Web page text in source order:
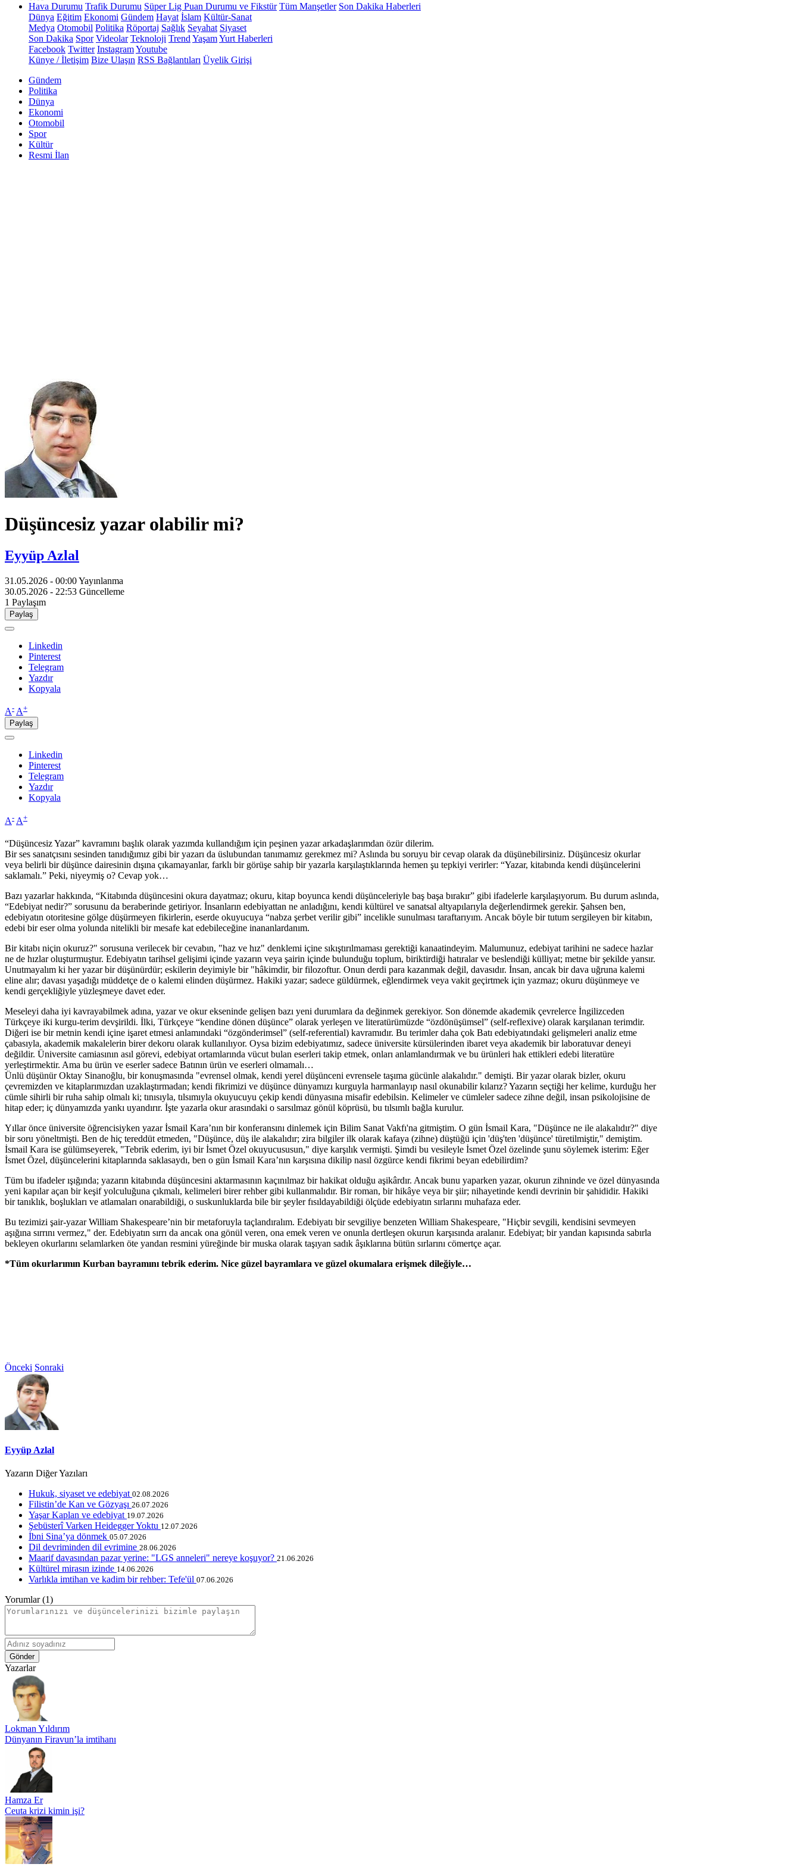
Hava Durumu Trafik Durumu Süper Lig Puan Durumu ve Fikstür Tüm Manşetler Son Dakika Haberleri
Dünya Eğitim Ekonomi Gündem Hayat İslam Kültür-Sanat
Medya Otomobil Politika Röportaj Sağlık Seyahat Siyaset
Son Dakika Spor Videolar Teknoloji Trend YaşamYurt Haberleri
Facebook Twitter InstagramYoutube
Künye / İletişim Bize Ulaşın RSS Bağlantıları Üyelik Girişi
Gündem
Politika
Dünya
Ekonomi
Otomobil
Spor
Kültür
Resmi İlan
Düşüncesiz yazar olabilir mi?
Eyyüp Azlal
31.05.2026 - 00:00Yayınlanma
30.05.2026 - 22:53 Güncelleme
1 Paylaşım
Paylaş
Linkedin
Pinterest
Telegram
Yazdır
Kopyala
A- A+
Paylaş
Linkedin
Pinterest
Telegram
Yazdır
Kopyala
A- A+
“Düşüncesiz Yazar” kavramını başlık olarak yazımda kullandığım için peşinen yazar arkadaşlarımdan özür dilerim.
Bir ses sanatçısını sesinden tanıdığımız gibi bir yazarı da üslubundan tanımamız gerekmez mi? Aslında bu soruyu bir cevap olarak da düşünebilirsiniz. Düşüncesiz okurlar
veya belirli bir düşünce dairesinin dışına çıkamayanlar, farklı bir görüşe sahip bir yazarla karşılaştıklarında hemen şu tepkiyi verirler: “Yazar, kitabında kendi düşüncelerini
saklamalı.” Peki, niyeymiş o? Cevap yok…
Bazı yazarlar hakkında, “Kitabında düşüncesini okura dayatmaz; okuru, kitap boyunca kendi düşünceleriyle baş başa bırakır” gibi ifadelerle karşılaşıyorum. Bu durum aslında,
“Edebiyat nedir?” sorusunu da beraberinde getiriyor. İnsanların edebiyattan ne anladığını, kendi kültürel ve sanatsal altyapılarıyla değerlendirmek gerekir. Şahsen ben,
edebiyatın otoritesine gölge düşürmeyen fikirlerin, eserde okuyucuya “nabza şerbet verilir gibi” incelikle sunulması taraftarıyım. Ancak böyle bir tutum sergileyen bir kitabın,
edebi bir eser olma yolunda nitelikli bir mesafe kat edebileceğine inananlardanım.
Bir kitabı niçin okuruz?" sorusuna verilecek bir cevabın, "haz ve hız" denklemi içine sıkıştırılmaması gerektiği kanaatindeyim. Malumunuz, edebiyat tarihini ne sadece hazlar
ne de hızlar oluşturmuştur. Edebiyatın tarihsel gelişimi içinde yazarın veya şairin içinde bulunduğu toplum, biriktirdiği hatıralar ve beslendiği külliyat; metne bir şekilde yansır.
Unutmayalım ki her yazar bir düşünürdür; eskilerin deyimiyle bir "hâkimdir, bir filozoftur. Onun derdi para kazanmak değil, davasıdır. İnsan, ancak bir dava uğruna kalemi
eline alır; davası yaşadığı müddetçe de o kalemi elinden düşürmez. Hakiki yazar; sadece güldürmek, eğlendirmek veya vakit geçirtmek için yazmaz; okuru düşünmeye ve
kendi gerçekliğiyle yüzleşmeye davet eder.
Meseleyi daha iyi kavrayabilmek adına, yazar ve okur ekseninde gelişen bazı yeni durumlara da değinmek gerekiyor. Son dönemde akademik çevrelerce İngilizceden
Türkçeye iki kurgu-terim devşirildi. İlki, Türkçeye “kendine dönen düşünce” olarak yerleşen ve literatürümüzde “özdönüşümsel” (self-reflexive) olarak karşılanan terimdir.
Diğeri ise bir metnin kendi içine işaret etmesi anlamındaki “özgönderimsel” (self-referential) kavramıdır. Bu terimler daha çok Batı edebiyatındaki gelişmeleri analiz etme
çabasıyla, akademik makalelerin birer dekoru olarak kullanılıyor. Oysa bizim edebiyatımız, sadece üniversite kürsülerinden ibaret veya akademik bir laboratuvar deneyi
değildir. Üniversite camiasının asıl görevi, edebiyat ortamlarında vücut bulan eserleri takip etmek, onları anlamlandırmak ve bu ürünleri hak ettikleri edebi literatüre
yerleştirmektir. Ama bu ürün ve eserler sadece Batının ürün ve eserleri olmamalı…
Ünlü düşünür Oktay Sinanoğlu, bir konuşmasında "evrensel olmak, kendi yerel düşünceni evrensele taşıma gücünle alakalıdır." demişti. Bir yazar olarak bizler, okuru
çevremizden ve kitaplarımızdan uzaklaştırmadan; kendi fikrimizi ve düşünce dünyamızı kurguyla harmanlayıp nasıl okunabilir kılarız? Yazarın seçtiği her kelime, kurduğu her
cümle sihirli bir ruha sahip olmalı ki; tınısıyla, tılsımıyla okuyucuyu çekip kendi dünyasına misafir edebilsin. Kelimeler ve cümleler sadece zihne değil, insan psikolojisine de
hitap eder; iç dünyamızda yankı uyandırır. İşte yazarla okur arasındaki o sarsılmaz gönül köprüsü, bu tılsımlı bağla kurulur.
Yıllar önce üniversite öğrencisiyken yazar İsmail Kara’nın bir konferansını dinlemek için Bilim Sanat Vakfı'na gitmiştim. O gün İsmail Kara, "Düşünce ne ile alakalıdır?" diye
bir soru yöneltmişti. Ben de hiç tereddüt etmeden, "Düşünce, düş ile alakalıdır; zira bilgiler ilk olarak kafaya (zihne) düştüğü için 'düş'ten 'düşünce' türetilmiştir," demiştim.
İsmail Kara ise gülümseyerek, "Tebrik ederim, iyi bir İsmet Özel okuyucususun," diye karşılık vermişti. Şimdi bu vesileyle İsmet Özel özelinde şunu söylemek isterim: Eğer
İsmet Özel, düşüncelerini kitaplarında saklasaydı, ben o gün İsmail Kara’nın karşısına dikilip nasıl özgürce kendi fikrimi beyan edebilirdim?
Tüm bu ifadeler ışığında; yazarın kitabında düşüncesini aktarmasının kaçınılmaz bir hakikat olduğu aşikârdır. Ancak bunu yaparken yazar, okurun zihninde ve özel dünyasında
yeni kapılar açan bir keşif yolculuğuna çıkmalı, kelimeleri birer rehber gibi kullanmalıdır. Bir roman, bir hikâye veya bir şiir; nihayetinde kendi devrinin bir şahididir. Hakiki
bir tanıklık, boşlukları ve atlamaları onarabildiği, o suskunluklarda bile bir şeyler fısıldayabildiği ölçüde edebiyatın sırlarını muhafaza eder.
Bu tezimizi şair-yazar William Shakespeare’nin bir metaforuyla taçlandıralım. Edebiyatı bir sevgiliye benzeten William Shakespeare, "Hiçbir sevgili, kendisini sevmeyen
aşığına sırrını vermez," der. Edebiyatın sırrı da ancak ona gönül veren, ona emek veren ve onunla dertleşen okurun karşısında aralanır. Edebiyat; bir yandan kapısında sabırla
bekleyen okurlarını selamlarken öte yandan resmini yüreğinde bir muska olarak taşıyan sadık âşıklarına bütün sırlarını cömertçe açar.
*Tüm okurlarımın Kurban bayramını tebrik ederim. Nice güzel bayramlara ve güzel okumalara erişmek dileğiyle…
Önceki Sonraki
Eyyüp Azlal
Yazarın Diğer Yazıları
Hukuk, siyaset ve edebiyat 02.08.2026
Filistin’de Kan ve Gözyaşı 26.07.2026
Yaşar Kaplan ve edebiyat 19.07.2026
Şebüsterî Varken Heidegger Yoktu 12.07.2026
İbni Sina’ya dönmek 05.07.2026
Dil devriminden dil evrimine 28.06.2026
Maarif davasından pazar yerine: "LGS anneleri" nereye koşuyor? 21.06.2026
Kültürel mirasın izinde 14.06.2026
Varlıkla imtihan ve kadim bir rehber: Tefe'ül 07.06.2026
Yorumlar (1)
Gönder
Yazarlar
Lokman Yıldırım
Dünyanın Firavun’la imtihanı
Hamza Er
Ceuta krizi kimin işi?